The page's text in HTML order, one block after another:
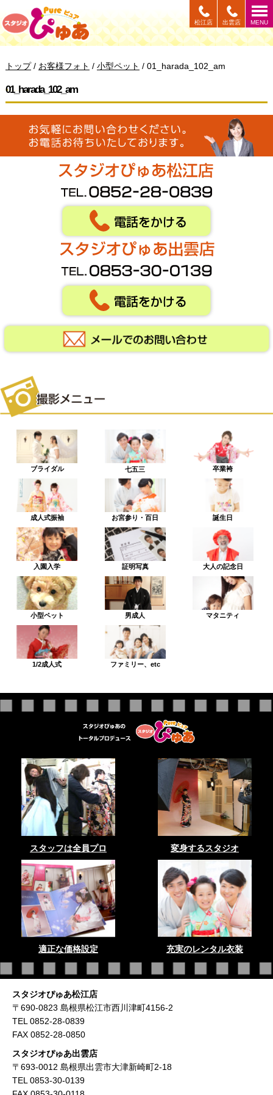
このページの本文へ
MENU
出雲店
松江店
現
の
トップ/ お客様フォト / 小型ペット / 01_harada_102_am
01_harada_102_am
ブライダル 七五三 卒業袴
成人式振袖 お宮参り・百日 誕生日
入園入学 証明写真 大人の記念日
小型ペット 男成人 マタニティ
1/2成人式 ファミリー、etc
スタッフは全員プロ 変身するスタジオ
適正な価格設定 充実のレンタル衣装
スタジオぴゅあ松江店
〒690-0823 島根県松江市西川津町4156-2
TEL 0852-28-0839
FAX 0852-28-0850
スタジオぴゅあ出雲店
〒693-0012 島根県出雲市大津新崎町2-18
TEL 0853-30-0139